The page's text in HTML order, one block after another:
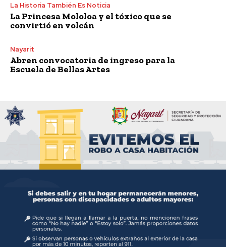
La Historia También Es Noticia
La Princesa Mololoa y el tóxico que se
convirtió en volcán
Nayarit
Abren convocatoria de ingreso para la
Escuela de Bellas Artes